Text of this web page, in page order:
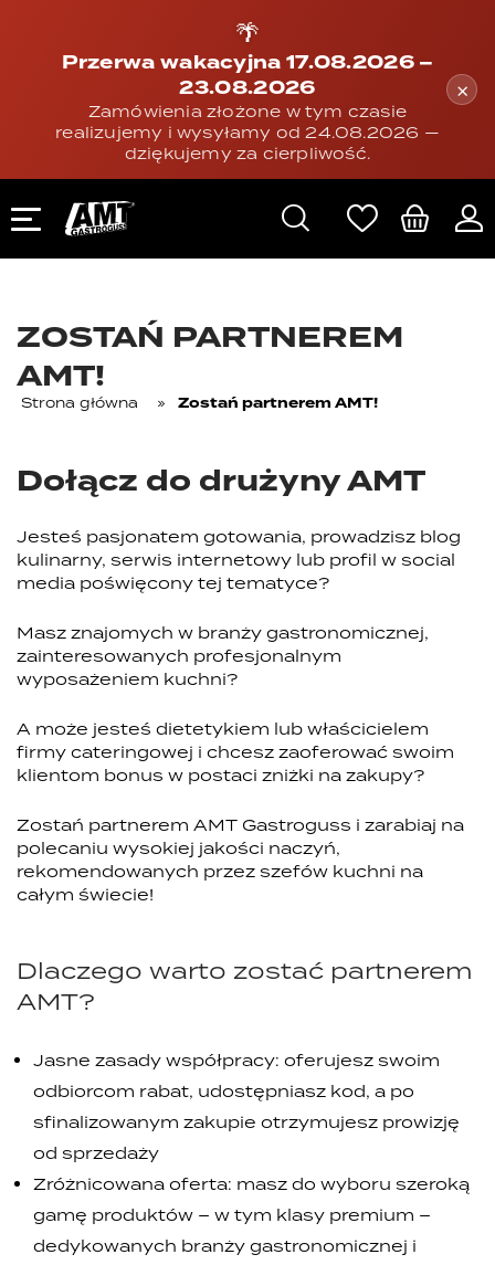
🌴
Przerwa wakacyjna 17.08.2026 –
23.08.2026
Zamówienia złożone w tym czasie
realizujemy i wysyłamy od 24.08.2026 —
dziękujemy za cierpliwość.
×
ZOSTAŃ PARTNEREM
AMT!
Strona główna » Zostań partnerem AMT!
Dołącz do drużyny AMT
Jesteś pasjonatem gotowania, prowadzisz blog
kulinarny, serwis internetowy lub profil w social
media poświęcony tej tematyce?
Masz znajomych w branży gastronomicznej,
zainteresowanych profesjonalnym
wyposażeniem kuchni?
A może jesteś dietetykiem lub właścicielem
firmy cateringowej i chcesz zaoferować swoim
klientom bonus w postaci zniżki na zakupy?
Zostań partnerem AMT Gastroguss i zarabiaj na
polecaniu wysokiej jakości naczyń,
rekomendowanych przez szefów kuchni na
całym świecie!
Dlaczego warto zostać partnerem
AMT?
Jasne zasady współpracy: oferujesz swoim
odbiorcom rabat, udostępniasz kod, a po
sfinalizowanym zakupie otrzymujesz prowizję
od sprzedaży
Zróżnicowana oferta: masz do wyboru szeroką
gamę produktów – w tym klasy premium –
dedykowanych branży gastronomicznej i